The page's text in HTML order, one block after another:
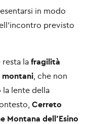
in modo
previsto
resta la fragilità
, che non
la lente della
Cerreto
Montana dell’Esino